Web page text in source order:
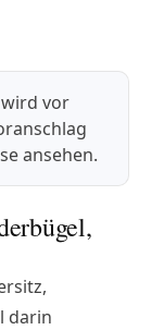
vor
ansehen.
darin